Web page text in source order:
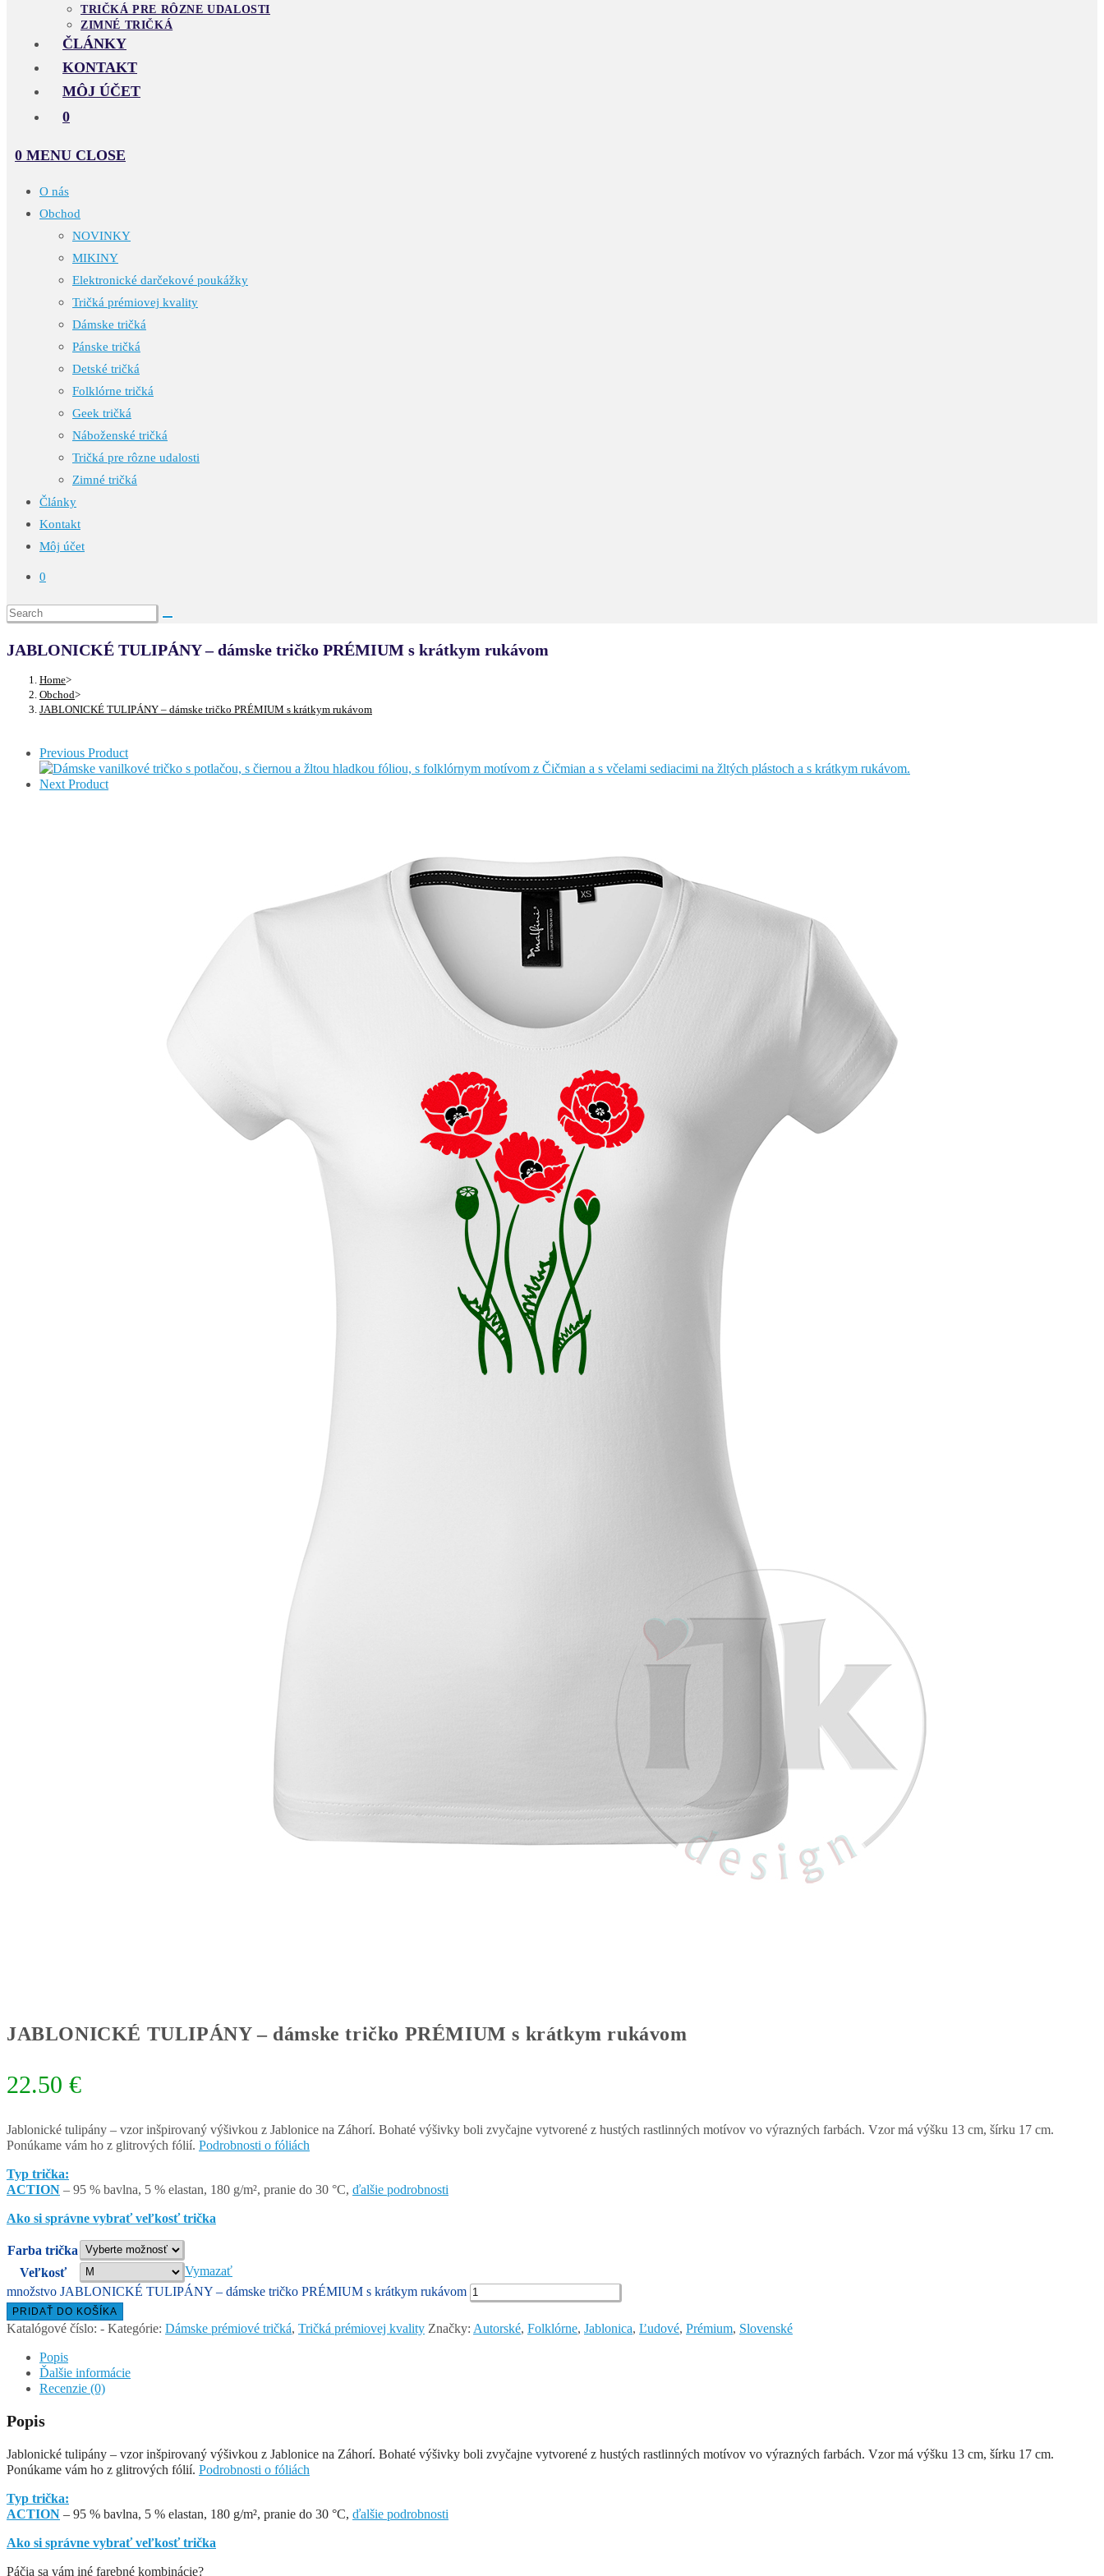
TRIČKÁ PRE RÔZNE UDALOSTI
ZIMNÉ TRIČKÁ
ČLÁNKY
KONTAKT
MÔJ ÚČET
0
0 MENU CLOSE
O nás
Obchod
NOVINKY
MIKINY
Elektronické darčekové poukážky
Tričká prémiovej kvality
Dámske tričká
Pánske tričká
Detské tričká
Folklórne tričká
Geek tričká
Náboženské tričká
Tričká pre rôzne udalosti
Zimné tričká
Články
Kontakt
Môj účet
0
JABLONICKÉ TULIPÁNY – dámske tričko PRÉMIUM s krátkym rukávom
Home>
Obchod>
JABLONICKÉ TULIPÁNY – dámske tričko PRÉMIUM s krátkym rukávom
Previous Product
Next Product
JABLONICKÉ TULIPÁNY – dámske tričko PRÉMIUM s krátkym rukávom
22.50 €
Jablonické tulipány – vzor inšpirovaný výšivkou z Jablonice na Záhorí. Bohaté výšivky boli zvyčajne vytvorené z hustých rastlinných motívov vo výrazných farbách. Vzor má výšku 13 cm, šírku 17 cm.
Ponúkame vám ho z glitrových fólií. Podrobnosti o fóliách
Typ trička:
ACTION – 95 % bavlna, 5 % elastan, 180 g/m², pranie do 30 °C, ďalšie podrobnosti
Ako si správne vybrať veľkosť trička
Farba trička
Veľkosť
Vymazať
množstvo JABLONICKÉ TULIPÁNY – dámske tričko PRÉMIUM s krátkym rukávom
PRIDAŤ DO KOŠÍKA
Katalógové číslo: - Kategórie: Dámske prémiové tričká, Tričká prémiovej kvality Značky: Autorské, Folklórne, Jablonica, Ľudové, Prémium, Slovenské
Popis
Ďalšie informácie
Recenzie (0)
Popis
Jablonické tulipány – vzor inšpirovaný výšivkou z Jablonice na Záhorí. Bohaté výšivky boli zvyčajne vytvorené z hustých rastlinných motívov vo výrazných farbách. Vzor má výšku 13 cm, šírku 17 cm.
Ponúkame vám ho z glitrových fólií. Podrobnosti o fóliách
Typ trička:
ACTION – 95 % bavlna, 5 % elastan, 180 g/m², pranie do 30 °C, ďalšie podrobnosti
Ako si správne vybrať veľkosť trička
Páčia sa vám iné farebné kombinácie?